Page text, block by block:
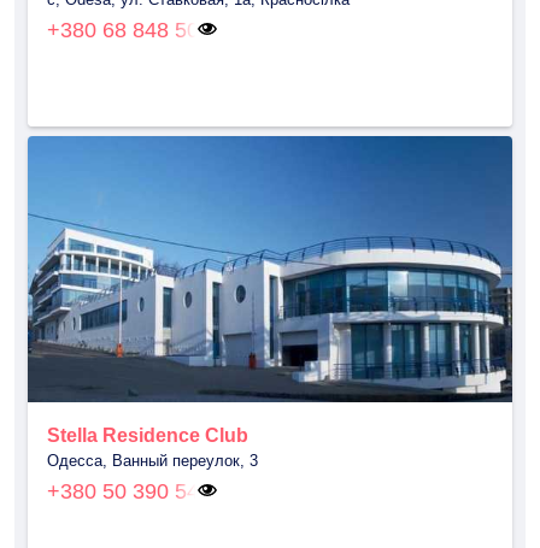
+380 68 848 50
Stella Residence Club
Одесса, Ванный переулок, 3
+380 50 390 54